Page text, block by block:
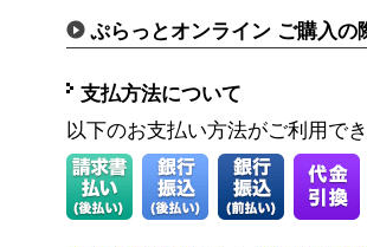
ぷらっとオンライン ご購入の
支払方法について
以下のお支払い方法がご利用で